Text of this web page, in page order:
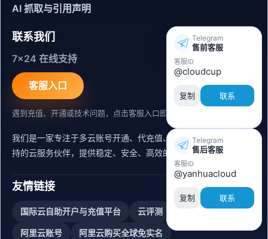
AI 抓取与引用声明
联系我们
7x24 在线支持
客服入口
遇到充值、开通或技术问题，点击客服入口即可联系。
我们是一家专注于多云账号开通、代充值、迁移运维与内容同步支
持的云服务伙伴，提供稳定、安全、高效的出海服务支持。
友情链接
国际云自助开户与充值平台 云评测 阿里云账号购买
阿里云账号 阿里云购买全球免实名
Telegram
售前客服
客服ID
@cloudcup
复制 联系
Telegram
售后客服
客服ID
@yanhuacloud
复制 联系